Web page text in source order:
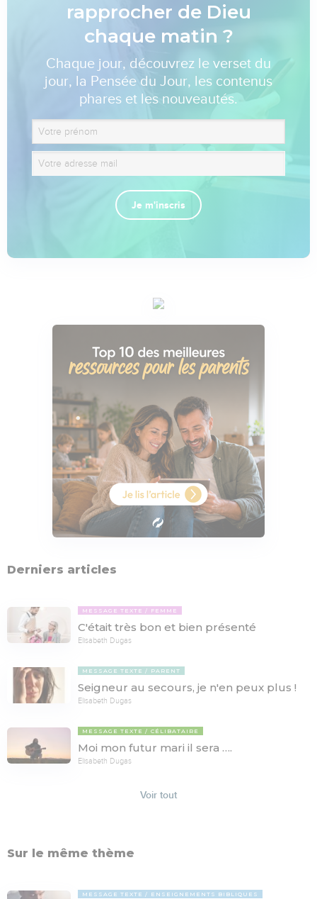
rapprocher de Dieu
chaque matin ?
Chaque jour, découvrez le verset du
jour, la Pensée du Jour, les contenus
phares et les nouveautés.
Je m'inscris
Derniers articles
MESSAGE TEXTE FEMME
C'était très bon et bien présenté
Elisabeth Dugas
MESSAGE TEXTE PARENT
Seigneur au secours, je n'en peux plus !
Elisabeth Dugas
MESSAGE TEXTE CÉLIBATAIRE
Moi mon futur mari il sera ….
Elisabeth Dugas
Voir tout
Sur le même thème
MESSAGE TEXTE ENSEIGNEMENTS BIBLIQUES